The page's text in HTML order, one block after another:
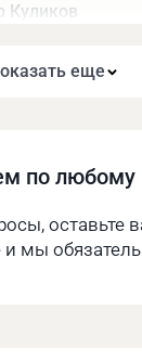
для
Куликов
заеще
по любому
оставьте
мы